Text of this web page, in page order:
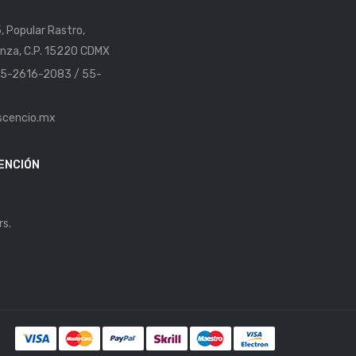
Popular Rastro,
C.P. 15220 CDMX
2616-2083 / 55-